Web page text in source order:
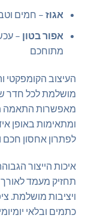
אגוז– חמים
אפור בטון –
מתוחכם
העיצוב הקומפקטי
מאפשרות התאמה
ומתאימות באופן
לפתרון אחסון חכם
איכות הייצור
תחזיק מעמד
ויציבות מושלמת.
כתמים ובלאי